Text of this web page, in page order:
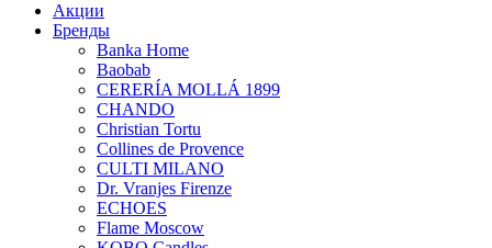
Акции
Бренды
Banka Home
Baobab
CERERÍA MOLLÁ 1899
CHANDO
Christian Tortu
Collines de Provence
CULTI MILANO
Dr. Vranjes Firenze
ECHOES
Flame Moscow